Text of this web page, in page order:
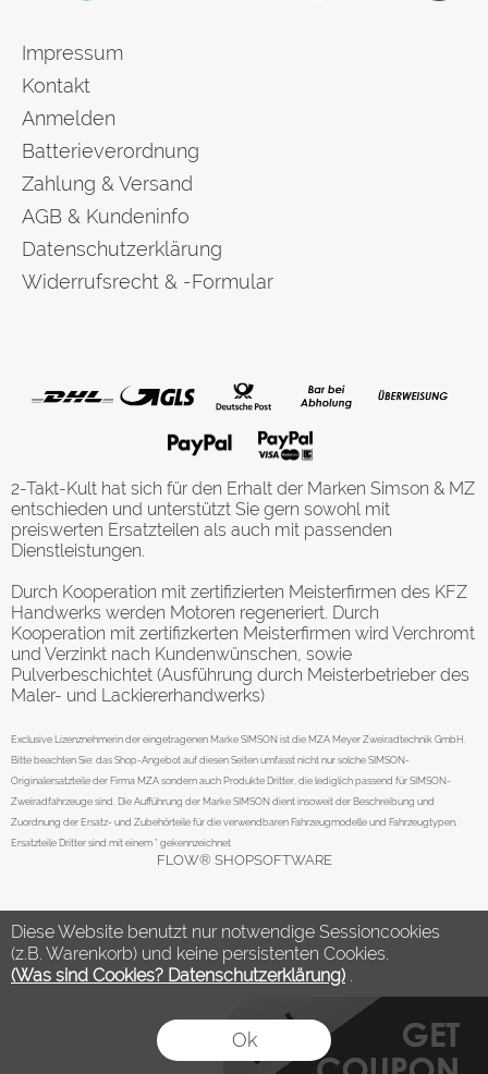
Diese Website benutzt nur notwendige Sessioncookies
(z.B. Warenkorb) und keine persistenten Cookies.
(Was sind Cookies? Datenschutzerklärung) .
Ok
Impressum
Kontakt
Anmelden
Batterieverordnung
Zahlung & Versand
AGB & Kundeninfo
Datenschutzerklärung
Widerrufsrecht & -Formular
2-Takt-Kult hat sich für den Erhalt der Marken Simson & MZ
entschieden und unterstützt Sie gern sowohl mit
preiswerten Ersatzteilen als auch mit passenden
Dienstleistungen.
Durch Kooperation mit zertifizierten Meisterfirmen des KFZ
Handwerks werden Motoren regeneriert. Durch
Kooperation mit zertifizkerten Meisterfirmen wird Verchromt
und Verzinkt nach Kundenwünschen, sowie
Pulverbeschichtet (Ausführung durch Meisterbetrieber des
Maler- und Lackiererhandwerks)
Exclusive Lizenznehmerin der eingetragenen Marke SIMSON ist die MZA Meyer Zweiradtechnik GmbH.
Bitte beachten Sie: das Shop-Angebot auf diesen Seiten umfasst nicht nur solche SIMSON-
Originalersatzteile der Firma MZA sondern auch Produkte Dritter, die lediglich passend für SIMSON-
Zweiradfahrzeuge sind. Die Aufführung der Marke SIMSON dient insoweit der Beschreibung und
Zuordnung der Ersatz- und Zubehörteile für die verwendbaren Fahrzeugmodelle und Fahrzeugtypen.
Ersatzteile Dritter sind mit einem * gekennzeichnet
FLOW® SHOPSOFTWARE